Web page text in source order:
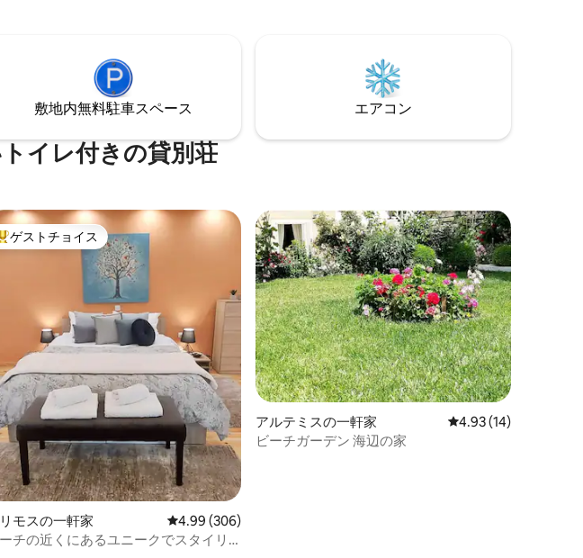
したセントラルヒーティングとエアコ
、蚊よけが備わっています。 広いダイ
ングエリア、ケーブルテレビと
、洗濯機・乾燥機などの最高の家
うにくつろげる場所です！
タヴェルナ、カフェ、公共交通機関まで
来られた方も、単にアテネの雰囲気を満
喫するために来られた方も、こちらのお
部屋は最適です。
敷地内無料駐⁠車ス⁠ペ⁠ー⁠ス エアコン
イレ付きの貸別荘
好評のゲストチョイスです。
ゲストチョイス
モスの一軒家 レビュー306件、5つ星中4.99つ星の平均評価
4.99 (306)
チの近くにあるユニークでスタイリ
アルテミスの一軒家 レビュー14件、5つ
4.93 (14)
ビーチガーデン 海辺の家